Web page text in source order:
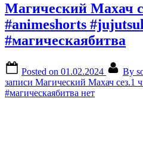
Магический Махач
#animeshorts
#магическаябитва
Posted on 01.02.2024 By
записи Магический Махач сез.1
#магическаябитва нет